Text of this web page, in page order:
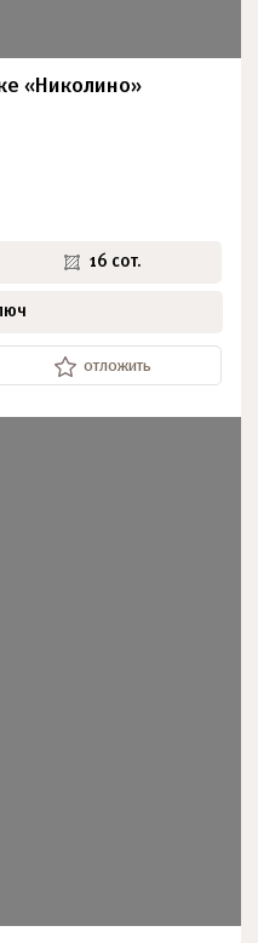
«Николино»
16 сот.
отложить